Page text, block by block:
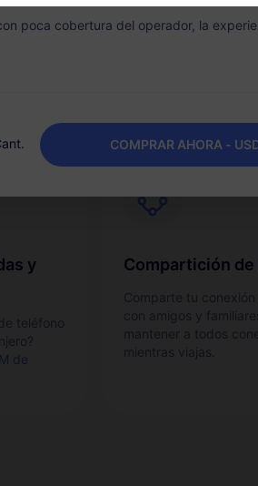
rápida
datos según sea
y
de
Compartición
poca cobertura del operador, la
COMPRAR AHORA -